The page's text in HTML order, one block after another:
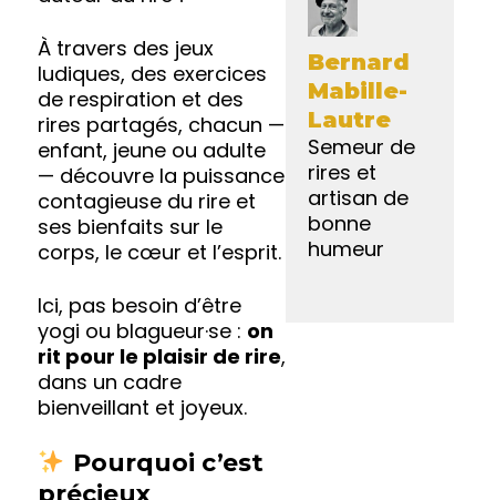
À travers des jeux
ludiques, des exercices
de respiration et des
rires partagés, chacun —
enfant, jeune ou adulte
— découvre la puissance
contagieuse du rire et
ses bienfaits sur le
corps, le cœur et l’esprit.
Ici, pas besoin d’être
yogi ou blagueur·se : on
rit pour le plaisir de rire,
dans un cadre
bienveillant et joyeux.
Pourquoi c’est
précieux
Bernard
Mabille-
Lautre
Semeur de
rires et
artisan de
bonne
humeur